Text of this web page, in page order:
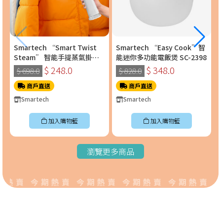
Smartech “Smart Twist
Steam” 智能手提蒸氣掛燙
機 (SS-8108)
$ 698.0 $ 248.0
商戶直送
Smartech
加入購物籃
Smartech “Easy Cook”智
能迷你多功能電飯煲 SC-2398
$ 828.0 $ 348.0
商戶直送
Smartech
加入購物籃
瀏覽更多商品
賣 今期熱賣 今期熱賣 今期熱賣 今期熱賣